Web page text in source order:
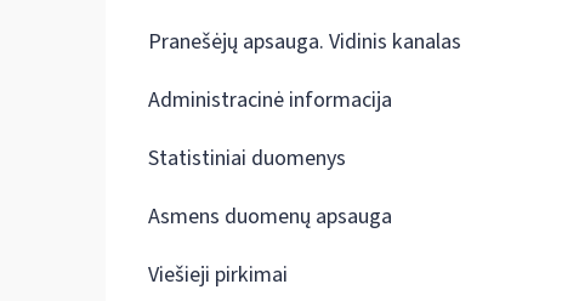
Pranešėjų apsauga. Vidinis kanalas
Administracinė informacija
Statistiniai duomenys
Asmens duomenų apsauga
Viešieji pirkimai